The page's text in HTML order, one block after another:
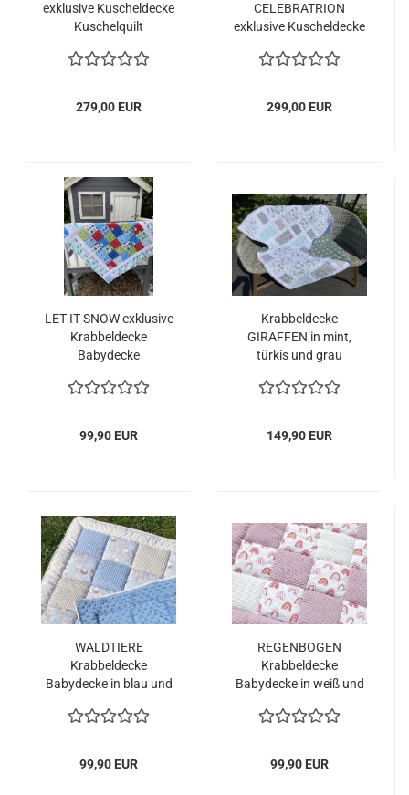
exklusive Kuscheldecke
Kuschelquilt
279,00 EUR
CELEBRATRION
exklusive Kuscheldecke
299,00 EUR
LET IT SNOW exklusive
Krabbeldecke
Babydecke
99,90 EUR
Krabbeldecke
GIRAFFEN in mint,
türkis und grau
149,90 EUR
WALDTIERE
Krabbeldecke
Babydecke in blau und
99,90 EUR
REGENBOGEN
Krabbeldecke
Babydecke in weiß und
99,90 EUR